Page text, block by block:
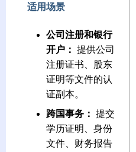
适用场景
公司注册和银行
开户： 提供公司
注册证书、股东
证明等文件的认
证副本。
跨国事务： 提交
学历证明、身份
文件、财务报告